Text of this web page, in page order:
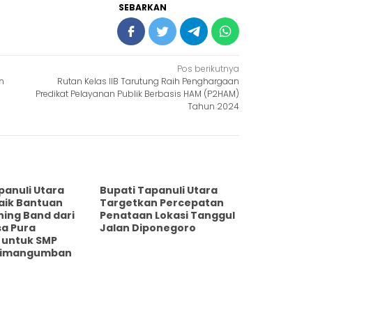
SEBARKAN
Pos berikutnya
Rutan Kelas IIB Tarutung Raih Penghargaan
Predikat Pelayanan Publik Berbasis HAM (P2HAM)
Tahun 2024
Utara
Bantuan
Band dari
Pura
SMP
‎Bupati Tapanuli Utara
Targetkan Percepatan
Penataan Lokasi Tanggul
Jalan Diponegoro